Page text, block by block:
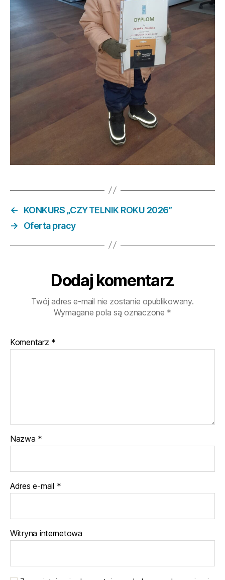
←
KONKURS „CZYTELNIK ROKU 2026”
→
Oferta pracy
Dodaj komentarz
Twój adres e-mail nie zostanie opublikowany.
Wymagane pola są oznaczone *
Komentarz *
Nazwa *
Adres e-mail *
Witryna internetowa